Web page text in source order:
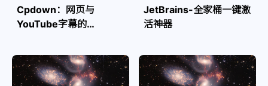
Cpdown：网页与
YouTube字幕的
JetBrains-全家桶一键激
活神器